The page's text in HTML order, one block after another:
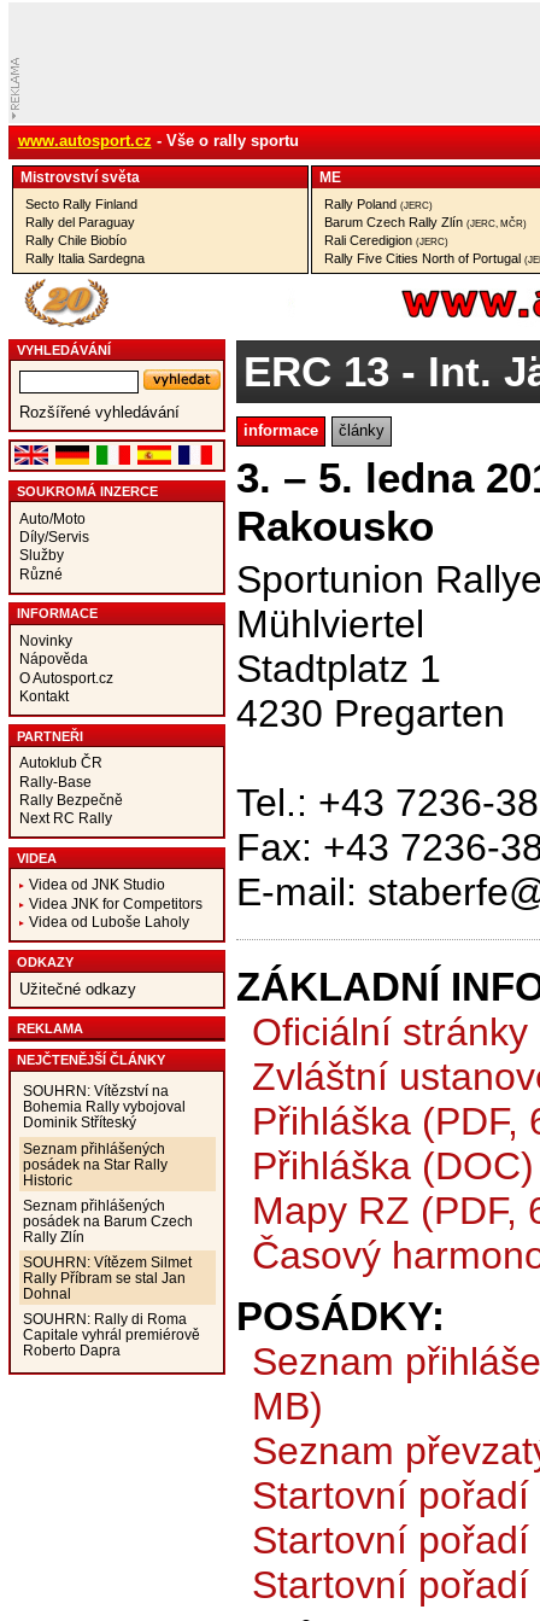
www.autosport.cz - Vše o rally sportu
Mistrovství­ světa
Secto Rally Finland
Rally del Paraguay
Rally Chile Biobío
Rally Italia Sardegna
ME
Rally Poland (JERC)
Barum Czech Rally Zlín (JERC, MČR)
Rali Ceredigion (JERC)
Rally Five Cities North of Portugal
VYHLEDÁVÁNÍ
Rozšířené vyhledávání
SOUKROMÁ INZERCE
Auto/Moto
Díly/Servis
Služby
Různé
INFORMACE
Novinky
Nápověda
O Autosport.cz
Kontakt
PARTNEŘI
Autoklub ČR
Rally-Base
Rally Bezpečně
Next RC Rally
VIDEA
Videa od JNK Studio
Videa JNK for Competitors
Videa od Luboše Laholy
ODKAZY
Užitečné odkazy
REKLAMA
NEJČTENĚJŠÍ ČLÁNKY
SOUHRN: Vítězství na
Bohemia Rally vybojoval
Dominik Stříteský
Seznam přihlášených
posádek na Star Rally
Historic
Seznam přihlášených
posádek na Barum Czech
Rally Zlín
SOUHRN: Vítězem Silmet
Rally Příbram se stal Jan
Dohnal
SOUHRN: Rally di Roma
Capitale vyhrál premiérově
Roberto Dapra
ERC 13- Int.
informace články
3. – 5. ledna
Rakousko
Sportunion
Mühlviertel
Stadtplatz 1
4230 Pregarten
Tel.: +43 7236-
Fax: +43 7236-
E-mail:
ZÁKLADNÍ
Oficiální stránky
Zvláštní
Přihláška (PDF,
Přihláška (DOC)
Mapy RZ (PDF,
Časový
POSÁDKY:
Seznam
MB)
Seznam
Startovní
Startovní pořadí
Startovní pořadí